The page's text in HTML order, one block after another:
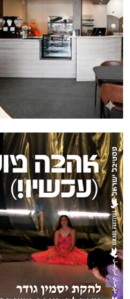
שריפה באבו סנאן